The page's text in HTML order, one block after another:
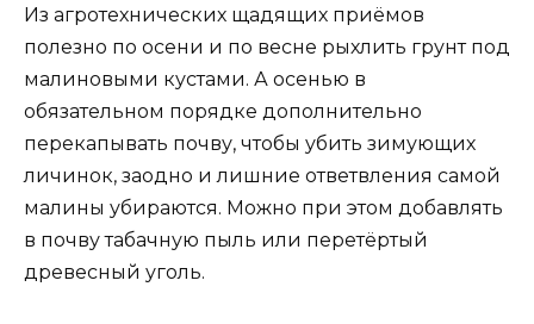
Из агротехнических щадящих приёмов
полезно по осени и по весне рыхлить грунт под
малиновыми кустами. А осенью в
обязательном порядке дополнительно
перекапывать почву, чтобы убить зимующих
личинок, заодно и лишние ответвления самой
малины убираются. Можно при этом добавлять
в почву табачную пыль или перетёртый
древесный уголь.